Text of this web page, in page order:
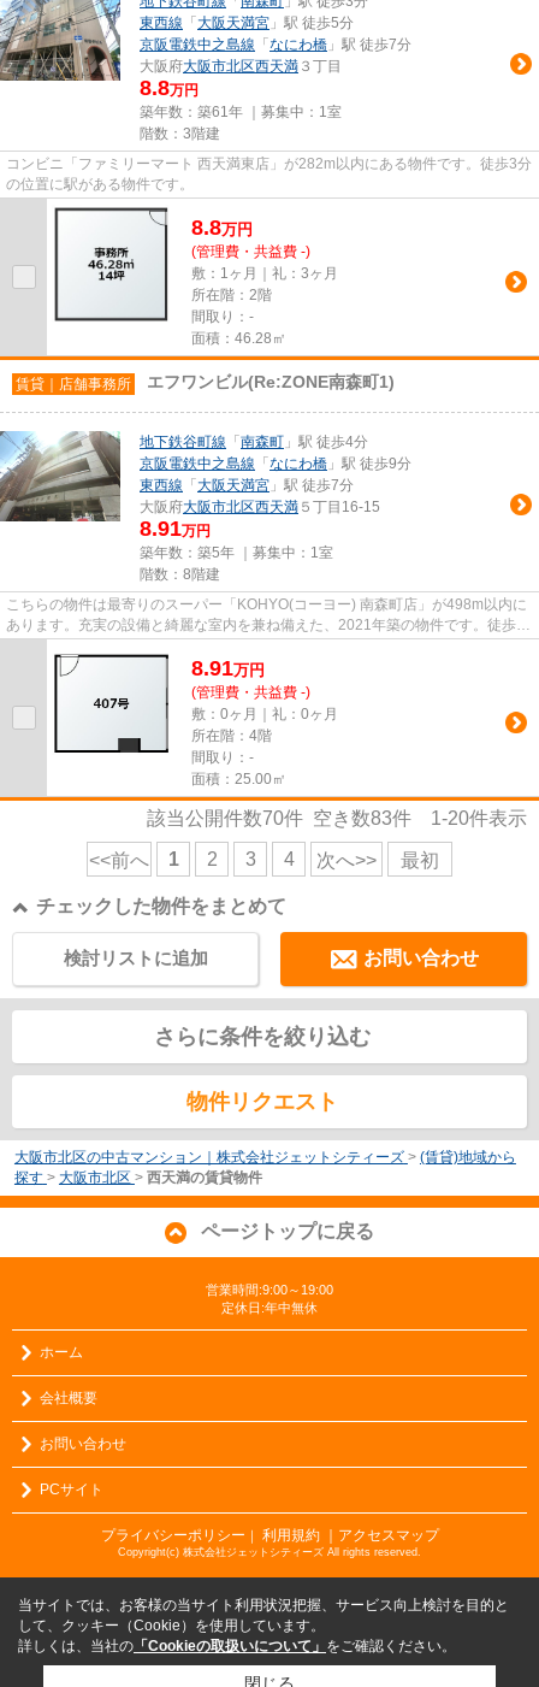
東西線 「 大阪天満宮 」駅 徒歩5分
京阪電鉄中之島線 「 なにわ橋 」駅 徒歩7分
大阪府大阪市北区西天満 ３丁目
8.8万円
築年数：築61年 ｜募集中： 1室
階数：3階建
コンビニ「ファミリーマート 西天満東店」が282m以内にある物件です。徒歩3分
の位置に駅がある物件です。
8.8万円
(管理費・共益費 -)
敷：1ヶ月｜礼：3ヶ月
所在階：2階
間取り：-
面積：46.28㎡
賃貸｜店舗事務所 エフワンビル(Re:ZONE南森町1)
地下鉄谷町線 「 南森町 」駅 徒歩4分
京阪電鉄中之島線 「 なにわ橋 」駅 徒歩9分
東西線 「 大阪天満宮 」駅 徒歩7分
大阪府大阪市北区西天満 ５丁目16-15
8.91万円
築年数：築5年 ｜募集中： 1室
階数：8階建
こちらの物件は最寄りのスーパー「KOHYO(コーヨー) 南森町店」が498m以内に
あります。充実の設備と綺麗な室内を兼ね備えた、2021年築の物件です。徒歩4
8.91万円
(管理費・共益費 -)
敷：0ヶ月｜礼：0ヶ月
所在階：4階
間取り：-
面積：25.00㎡
該当公開件数70件 空き数83件 1-20件表示
<<前へ 1 2 3 4 次へ>> 最初
チェックした物件をまとめて
お問い合わせ
検討リストに追加
さらに条件を絞り込む
物件リクエスト
大阪市北区の中古マンション｜株式会社ジェットシティーズ > (賃貸)地域から
探す > 大阪市北区 > 西天満の賃貸物件
ページトップに戻る
営業時間:9:00～19:00
定休日:年中無休
ホーム
会社概要
お問い合わせ
PCサイト
プライバシーポリシー ｜ 利用規約 ｜アクセスマップ
Copyright(c) 株式会社ジェットシティーズ All rights reserved.
当サイトでは、お客様の当サイト利用状況把握、サービス向上検討を目的と
して、クッキー（Cookie）を使用しています。
詳しくは、当社の 「Cookieの取扱いについて」 をご確認ください。